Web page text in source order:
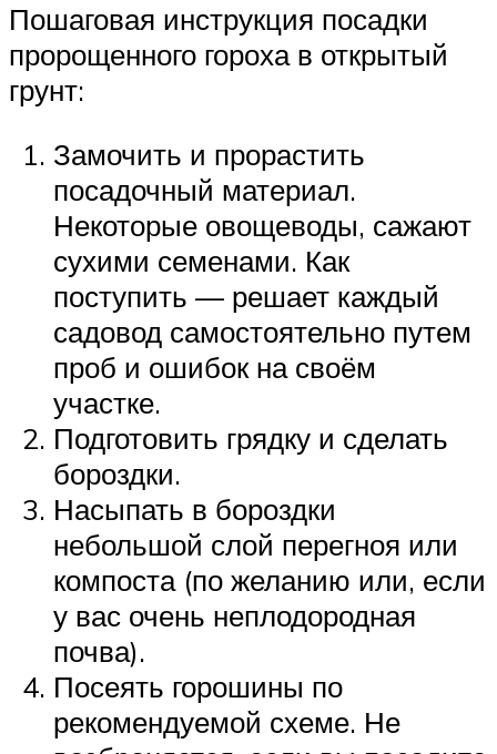
Пошаговая инструкция посадки
пророщенного гороха в открытый
грунт:
Замочить и прорастить
посадочный материал.
Некоторые овощеводы, сажают
сухими семенами. Как
поступить — решает каждый
садовод самостоятельно путем
проб и ошибок на своём
участке.
Подготовить грядку и сделать
бороздки.
Насыпать в бороздки
небольшой слой перегноя или
компоста (по желанию или, если
у вас очень неплодородная
почва).
Посеять горошины по
рекомендуемой схеме. Не